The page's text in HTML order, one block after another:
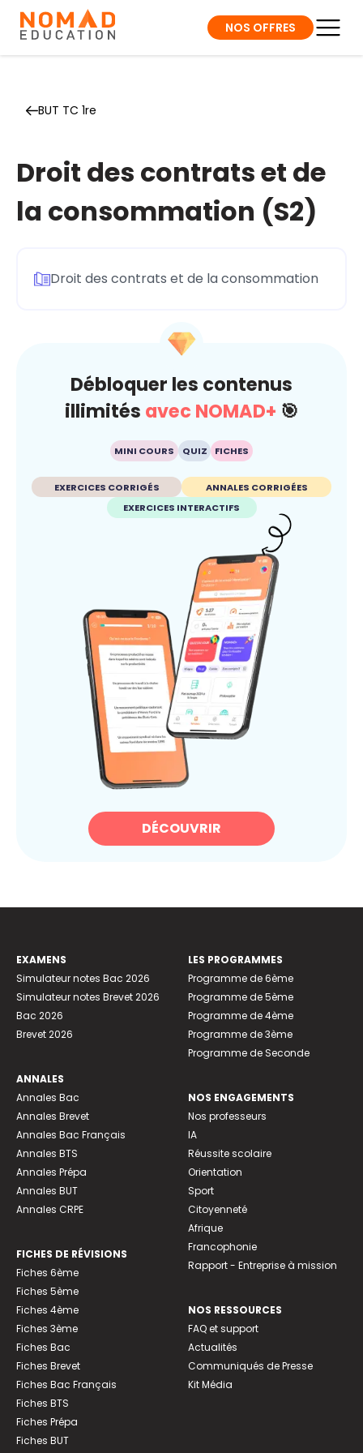
NOS OFFRES
BUT TC 1re
Droit des contrats et de
la consommation (S2)
Droit des contrats et de la consommation
Débloquer les contenus
illimités avec NOMAD+ 🎯
MINI COURS QUIZ FICHES
EXERCICES CORRIGÉS
ANNALES CORRIGÉES
EXERCICES INTERACTIFS
DÉCOUVRIR
EXAMENS
Simulateur notes Bac 2026
Simulateur notes Brevet 2026
Bac 2026
Brevet 2026
ANNALES
Annales Bac
Annales Brevet
Annales Bac Français
Annales BTS
Annales Prépa
Annales BUT
Annales CRPE
FICHES DE RÉVISIONS
Fiches 6ème
Fiches 5ème
Fiches 4ème
Fiches 3ème
Fiches Bac
Fiches Brevet
Fiches Bac Français
Fiches BTS
Fiches Prépa
Fiches BUT
LES PROGRAMMES
Programme de 6ème
Programme de 5ème
Programme de 4ème
Programme de 3ème
Programme de Seconde
NOS ENGAGEMENTS
Nos professeurs
IA
Réussite scolaire
Orientation
Sport
Citoyenneté
Afrique
Francophonie
Rapport - Entreprise à mission
NOS RESSOURCES
FAQ et support
Actualités
Communiqués de Presse
Kit Média